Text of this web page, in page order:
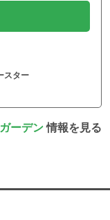
スター
ーデン情報を見る